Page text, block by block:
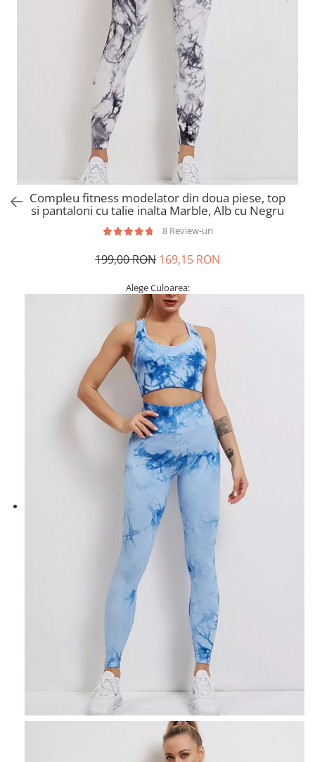
Compleu fitness modelator din doua piese, top
si pantaloni cu talie inalta Marble, Alb cu Negru
8 Review-uri
199,00 RON 169,15 RON
Alege Culoarea: